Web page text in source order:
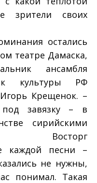
зрители своих
остались
театре Дамаска,
ансамбля
культуры РФ
Крещенок. –
завязку – в
сирийскими
Восторг
каждой песни –
не нужны,
понимал. Такая